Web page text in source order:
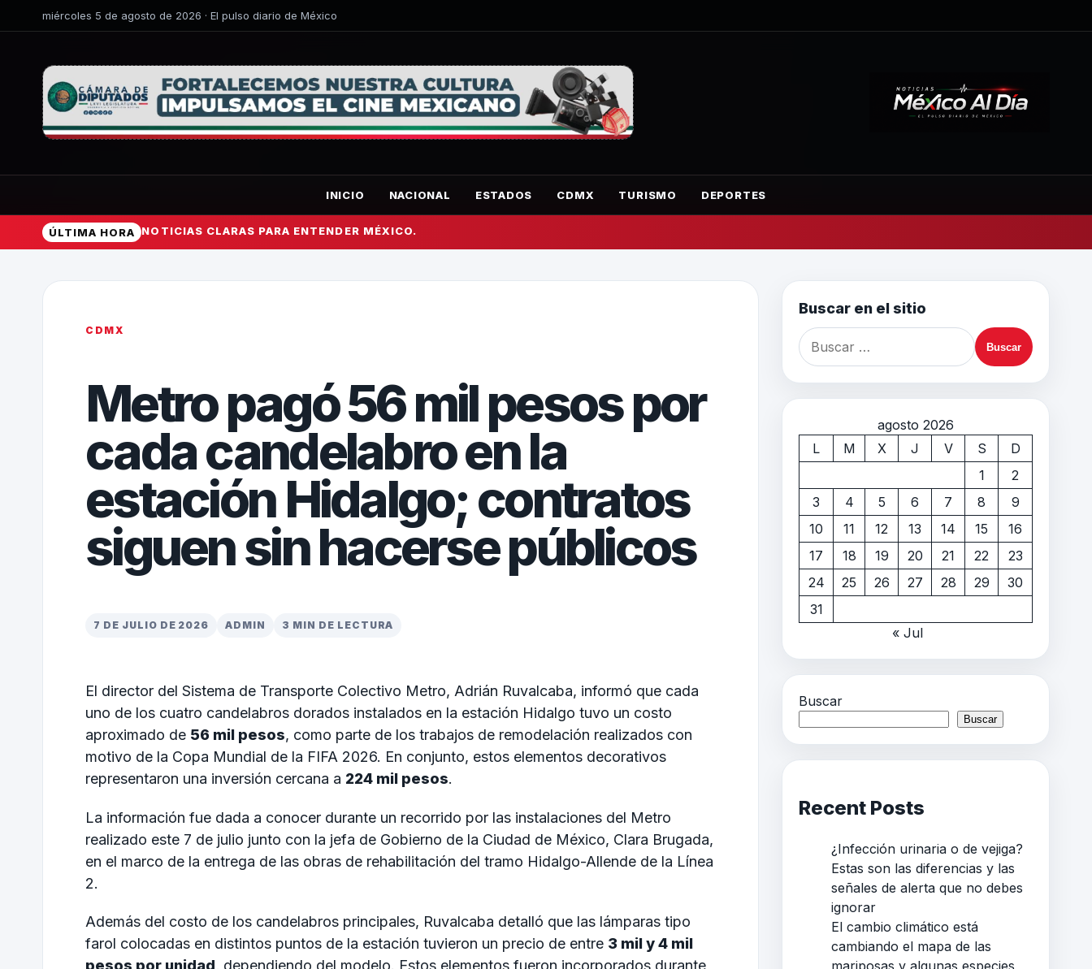
miércoles 5 de agosto de 2026 · El pulso diario de México
INICIO NACIONAL ESTADOS CDMX TURISMO DEPORTES
ÚLTIMA HORA NOTICIAS CLARAS PARA ENTENDER MÉXICO.
CDMX
Metro pagó 56 mil pesos por
cada candelabro en la
estación Hidalgo; contratos
siguen sin hacerse públicos
7 DE JULIO DE 2026 ADMIN 3 MIN DE LECTURA
El director del Sistema de Transporte Colectivo Metro, Adrián Ruvalcaba, informó que cada
uno de los cuatro candelabros dorados instalados en la estación Hidalgo tuvo un costo
aproximado de 56 mil pesos, como parte de los trabajos de remodelación realizados con
motivo de la Copa Mundial de la FIFA 2026. En conjunto, estos elementos decorativos
representaron una inversión cercana a 224 mil pesos.
La información fue dada a conocer durante un recorrido por las instalaciones del Metro
realizado este 7 de julio junto con la jefa de Gobierno de la Ciudad de México, Clara Brugada,
en el marco de la entrega de las obras de rehabilitación del tramo Hidalgo-Allende de la Línea
2.
Además del costo de los candelabros principales, Ruvalcaba detalló que las lámparas tipo
farol colocadas en distintos puntos de la estación tuvieron un precio de entre 3 mil y 4 mil
pesos por unidad, dependiendo del modelo. Estos elementos fueron incorporados durante
Buscar en el sitio
agosto 2026
L
M X J V S
D
1
2
3
4 5 6 7 8
9
10
11 12 13 14 15
16
17
18 19 20 21 22
23
24
25 26 27 28 29
30
31
« Jul
Buscar
Buscar
Recent Posts
¿Infección urinaria o de vejiga?
Estas son las diferencias y las
señales de alerta que no debes
ignorar
El cambio climático está
cambiando el mapa de las
mariposas y algunas especies